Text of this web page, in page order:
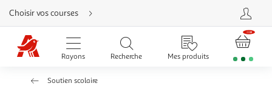
Aller
directement
au
contenu
Aller
directement
Aller
Choisir vos courses
Rayons Recherche Mes produits
Soutien scolaire